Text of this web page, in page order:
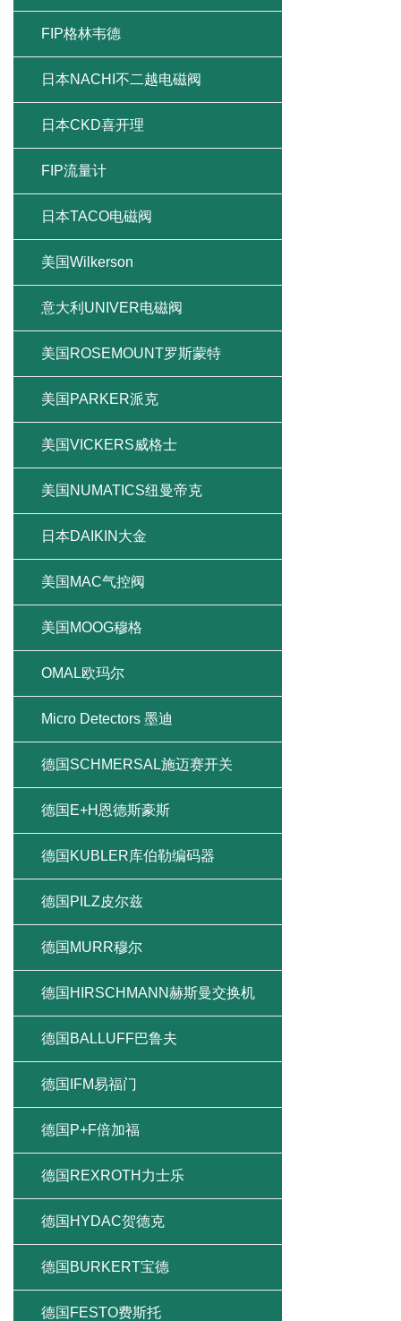
FIP格林韦德
日本NACHI不二越电磁阀
日本CKD喜开理
FIP流量计
日本TACO电磁阀
美国Wilkerson
意大利UNIVER电磁阀
美国ROSEMOUNT罗斯蒙特
美国PARKER派克
美国VICKERS威格士
美国NUMATICS纽曼帝克
日本DAIKIN大金
美国MAC气控阀
美国MOOG穆格
OMAL欧玛尔
Micro Detectors 墨迪
德国SCHMERSAL施迈赛开关
德国E+H恩德斯豪斯
德国KUBLER库伯勒编码器
德国PILZ皮尔兹
德国MURR穆尔
德国HIRSCHMANN赫斯曼交换机
德国BALLUFF巴鲁夫
德国IFM易福门
德国P+F倍加福
德国REXROTH力士乐
德国HYDAC贺德克
德国BURKERT宝德
德国FESTO费斯托